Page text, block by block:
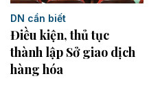
DN cần biết
Điều kiện, thủ tục
thành lập Sở giao dịch
hàng hóa